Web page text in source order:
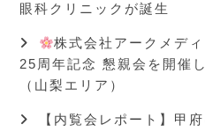
眼科クリニックが誕生
株式会社アークメデ
25周年記念 懇親会を開催
（山梨エリア）
【内覧会レポート】甲